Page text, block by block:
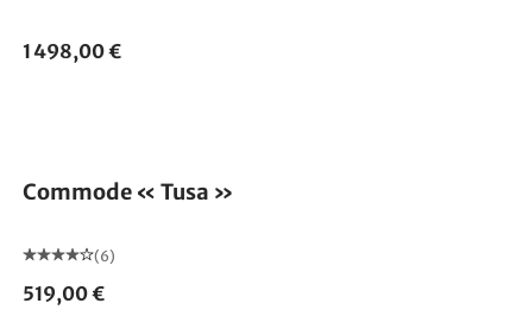
1 498,00 €
Commode « Tusa »
(6)
519,00 €